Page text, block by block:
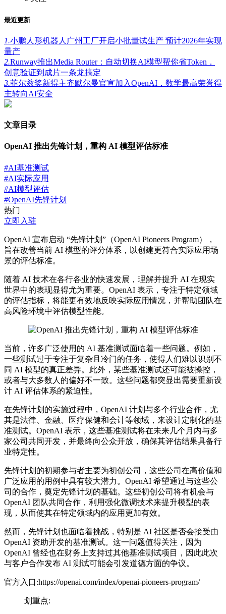
最近更新
1.小鹏人形机器人广州工厂开启小批量试生产 预计2026年实现
量产
2.Runway推出Media Router：自动切换AI模型帮你省Token，
创意验证到成片一条龙搞定
3.菲尔兹奖新得主齐默尔曼官宣加入OpenAI，数学最高荣誉得
主转向AI安全
文章目录
OpenAI 推出先锋计划，重构 AI 模型评估标准
#AI基准测试
#AI实际应用
#AI模型评估
#OpenAI先锋计划
热门
立即入驻
OpenAI 宣布启动 “先锋计划”（OpenAI Pioneers Program），
旨在改善当前 AI 模型的评分体系，以创建更符合实际应用场
景的评估标准。
随着 AI 技术在各行各业的快速发展，理解并提升 AI 在现实
世界中的表现显得尤为重要。OpenAI 表示，专注于特定领域
的评估指标，将能更有效地反映实际应用情况，并帮助团队在
高风险环境中评估模型性能。
当前，许多广泛使用的 AI 基准测试面临着一些问题。例如，
一些测试过于专注于复杂且冷门的任务，使得人们难以识别不
同 AI 模型的真正差异。此外，某些基准测试还可能被操控，
或者与大多数人的偏好不一致。这些问题都突显出需要重新设
计 AI 评估体系的紧迫性。
在先锋计划的实施过程中，OpenAI 计划与多个行业合作，尤
其是法律、金融、医疗保健和会计等领域，来设计定制化的基
准测试。OpenAI 表示，这些基准测试将在未来几个月内与多
家公司共同开发，并最终向公众开放，确保其评估结果具备行
业特定性。
先锋计划的初期参与者主要为初创公司，这些公司在高价值和
广泛应用的用例中具有较大潜力。OpenAI 希望通过与这些公
司的合作，奠定先锋计划的基础。这些初创公司将有机会与
OpenAI 团队共同合作，利用强化微调技术来提升模型的表
现，从而使其在特定领域内的应用更加有效。
然而，先锋计划也面临着挑战，特别是 AI 社区是否会接受由
OpenAI 资助开发的基准测试。这一问题值得关注，因为
OpenAI 曾经也在财务上支持过其他基准测试项目，因此此次
与客户合作发布 AI 测试可能会引发道德方面的争议。
官方入口:https://openai.com/index/openai-pioneers-program/
划重点: